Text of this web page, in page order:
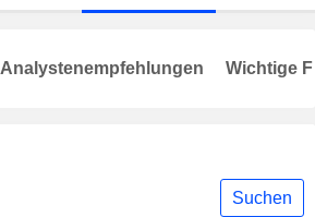
Suchen
Analystenempfehlungen Wichtige